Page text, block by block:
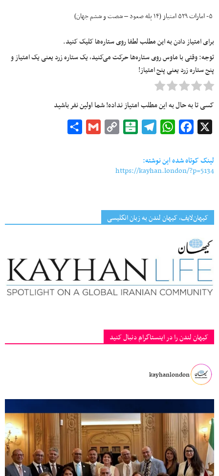
برای امتیاز دادن به این مطلب لطفا روی ستاره‌ها کلیک کنید.
توجه: وقتی با ماوس روی ستاره‌ها حرکت می‌کنید، یک ستاره زرد یعنی یک امتیاز و
پنج ستاره زرد یعنی پنج امتیاز!
کسی تا به حال به این مطلب امتیاز نداده! شما اولین نفر باشید
Facebook
WhatsApp
Telegram
Balatarin
Copy
Gmail
لینک کوتاه شده این نوشته:
https://kayhan.london/?p=5134
کیهان‌لایف، کیهان لندن به زبان انگلیسی
کیهان لندن را در اینستاگرام دنبال کنید
kayhanlondon